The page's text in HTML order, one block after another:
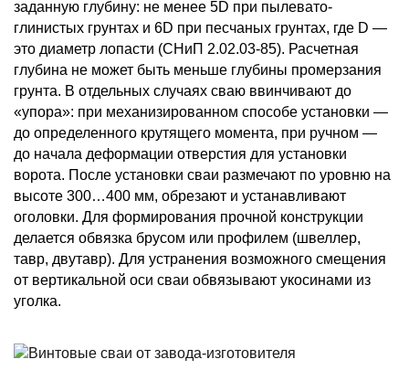
заданную глубину: не менее 5D при пылевато-
глинистых грунтах и 6D при песчаных грунтах, где D —
это диаметр лопасти (СНиП 2.02.03-85). Расчетная
глубина не может быть меньше глубины промерзания
грунта. В отдельных случаях сваю ввинчивают до
«упора»: при механизированном способе установки —
до определенного крутящего момента, при ручном —
до начала деформации отверстия для установки
ворота. После установки сваи размечают по уровню на
высоте 300…400 мм, обрезают и устанавливают
оголовки. Для формирования прочной конструкции
делается обвязка брусом или профилем (швеллер,
тавр, двутавр). Для устранения возможного смещения
от вертикальной оси сваи обвязывают укосинами из
уголка.